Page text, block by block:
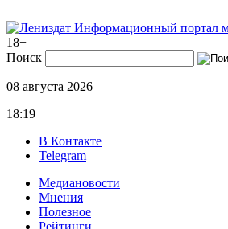
Информационный портал
18+
Поиск
08 августа 2026
18:19
В Контакте
Telegram
Медиановости
Мнения
Полезное
Рейтинги